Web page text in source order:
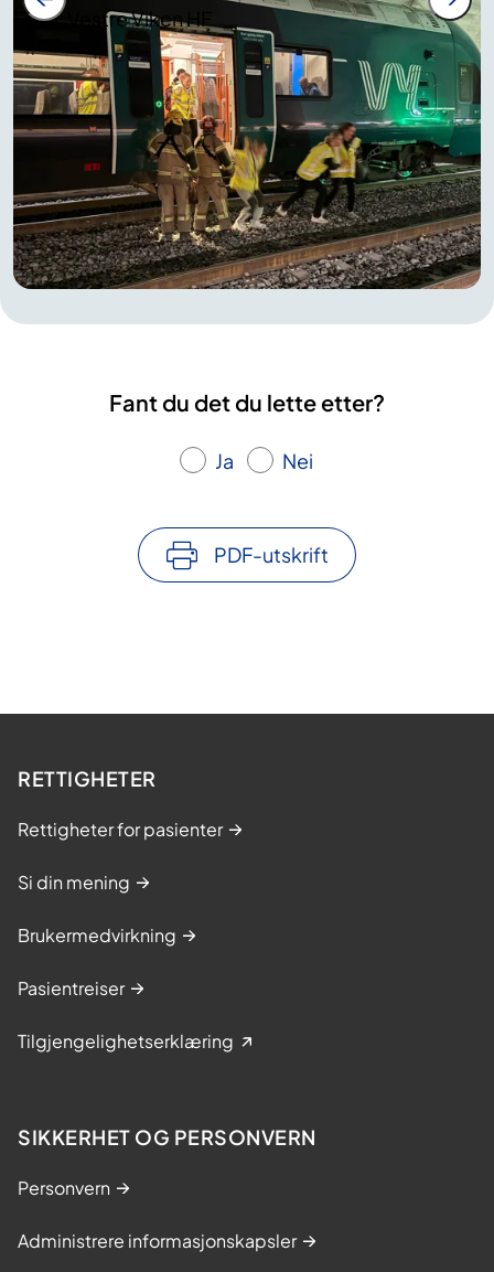
Foto: Vestre Viken HF
Fant du det du lette etter?
Ja Nei
PDF-utskrift
RETTIGHETER
Rettigheter for pasienter
Si din mening
Brukermedvirkning
Pasientreiser
Tilgjengelighetserklæring
SIKKERHET OG PERSONVERN
Personvern
Administrere informasjonskapsler